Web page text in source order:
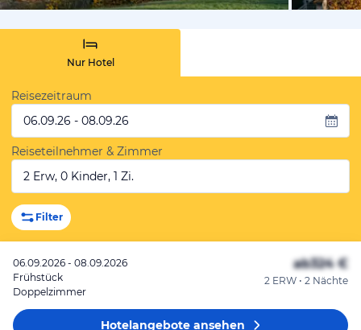
Nur Hotel
Reisezeitraum
06.09.26 - 08.09.26
Reiseteilnehmer & Zimmer
2 Erw, 0 Kinder, 1 Zi.
Filter
06.09.2026 - 08.09.2026
Frühstück
Doppelzimmer
ab324 €
2 ERW • 2 Nächte
Hotelangeboteansehen